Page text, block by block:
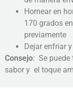
Hornear en
170 grados
previamente
Dejar enfriar
Consejo: Se puede
sabor y el toque